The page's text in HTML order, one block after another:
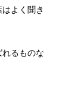
よく聞き
るものな